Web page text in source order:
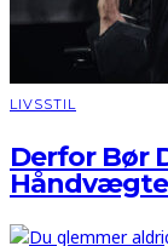
LIVSSTIL
Derfor Bør